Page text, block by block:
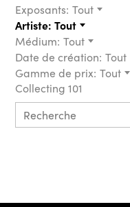
Exposants: Tout
Artiste: Tout
Médium: Tout
Date de création: Tout
Gamme de prix: Tout
Collecting 101